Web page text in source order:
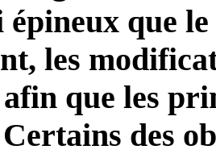
épineux que
les
afin que les
des